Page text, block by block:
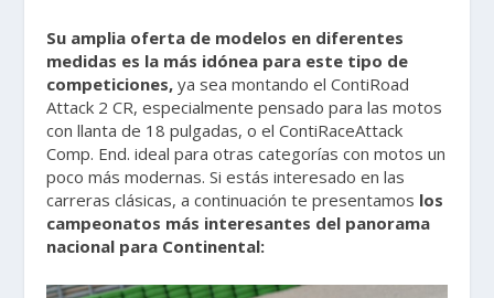
Su amplia oferta de modelos en diferentes
medidas es la más idónea para este tipo de
competiciones, ya sea montando el ContiRoad
Attack 2 CR, especialmente pensado para las motos
con llanta de 18 pulgadas, o el ContiRaceAttack
Comp. End. ideal para otras categorías con motos un
poco más modernas. Si estás interesado en las
carreras clásicas, a continuación te presentamos los
campeonatos más interesantes del panorama
nacional para Continental: